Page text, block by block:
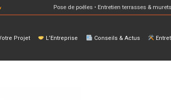
Pose de poêles • Entretien terrasses &
Projet L’Entreprise Conseils & Actus